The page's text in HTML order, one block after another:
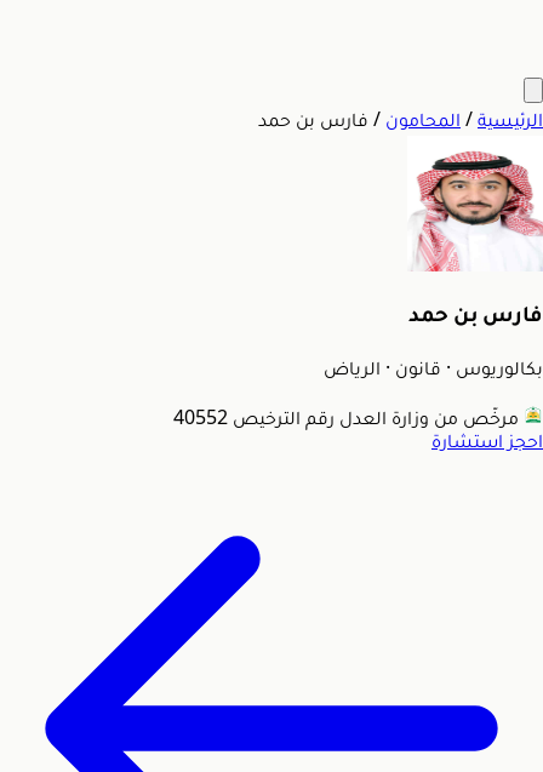
الرئيسية / المحامون / فارس بن حمد
فارس بن حمد
بكالوريوس · قانون · الرياض
مرخّص من وزارة العدل رقم الترخيص 40552
احجز استشارة